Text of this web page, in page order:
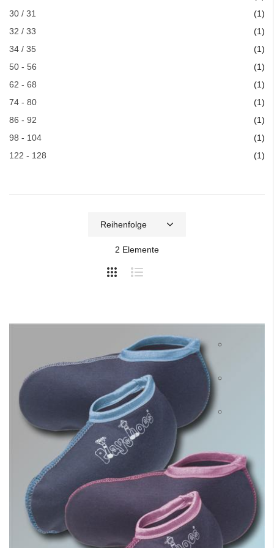
2 Elemente
30 / 31
1
32 / 33
1
34 / 35
1
50 - 56
1
62 - 68
1
74 - 80
1
86 - 92
1
98 - 104
1
122 - 128
1